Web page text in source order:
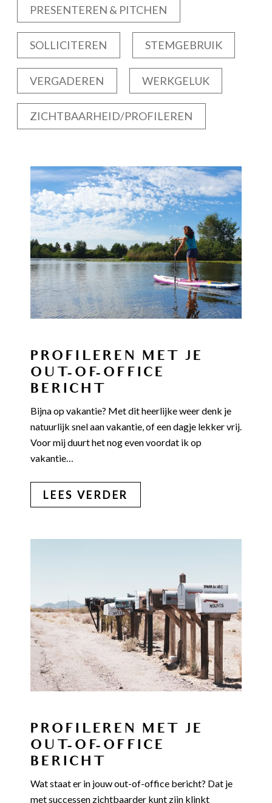
PRESENTEREN & PITCHEN
SOLLICITEREN STEMGEBRUIK
VERGADEREN WERKGELUK
ZICHTBAARHEID/PROFILEREN
PROFILEREN MET JE
OUT-OF-OFFICE
BERICHT
Bijna op vakantie? Met dit heerlijke weer denk je
natuurlijk snel aan vakantie, of een dagje lekker vrij.
Voor mij duurt het nog even voordat ik op
vakantie…
LEES VERDER
PROFILEREN MET JE
OUT-OF-OFFICE
BERICHT
Wat staat er in jouw out-of-office bericht? Dat je
met successen zichtbaarder kunt zijn klinkt